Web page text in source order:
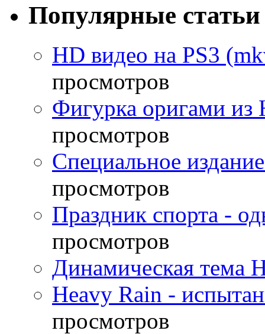
Популярные статьи
HD видео на PS3
просмотров
Фигурка оригами из
просмотров
Специальное
просмотров
Праздник спорта -
просмотров
Динамическая тема
Heavy Rain -
просмотров